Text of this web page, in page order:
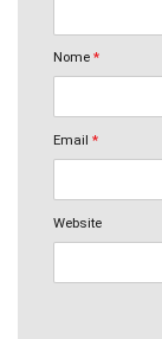
Nome *
Email *
Website